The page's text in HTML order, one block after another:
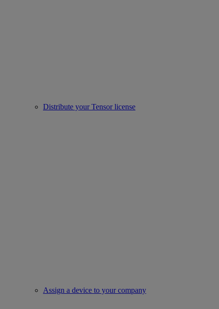
Distribute your Tensor license
Assign a device to your company